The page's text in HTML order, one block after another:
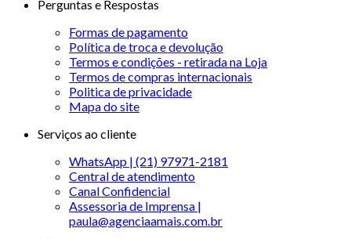
Perguntas e Respostas
Formas de pagamento
Política de troca e devolução
Termos e condições - retirada na Loja
Termos de compras internacionais
Politica de privacidade
Mapa do site
Serviços ao cliente
WhatsApp | (21) 97971-2181
Central de atendimento
Canal Confidencial
Assessoria de Imprensa |
paula@agenciaamais.com.br